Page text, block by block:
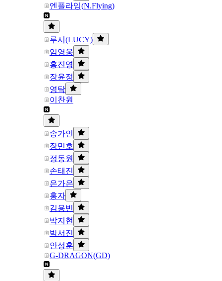
엔플라잉(N.Flying)
루시(LUCY)
임영웅
홍진영
장윤정
영탁
이찬원
송가인
장민호
정동원
손태진
은가은
홍자
김용빈
박지현
박서진
안성훈
G-DRAGON(GD)